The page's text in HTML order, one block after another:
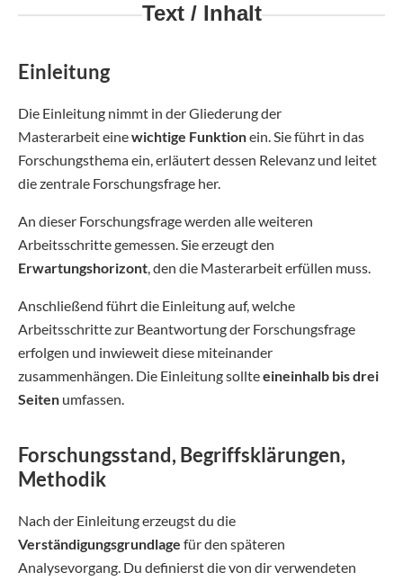
Text / Inhalt
Einleitung
Die Einleitung nimmt in der Gliederung der
Masterarbeit einewichtige Funktionein. Sie führt in das
Forschungsthema ein, erläutert dessen Relevanz und leitet
die zentrale Forschungsfrage her.
An dieser Forschungsfrage werden alle weiteren
Arbeitsschritte gemessen. Sie erzeugt den
Erwartungshorizont, den die Masterarbeit erfüllen muss.
Anschließend führt die Einleitung auf, welche
Arbeitsschritte zur Beantwortung der Forschungsfrage
erfolgen und inwieweit diese miteinander
zusammenhängen. Die Einleitung sollteeineinhalb bis drei
Seiten umfassen.
Forschungsstand, Begriffsklärungen,
Methodik
Nach der Einleitung erzeugst du die
Verständigungsgrundlage für den späteren
Analysevorgang. Du definierst die von dir verwendeten